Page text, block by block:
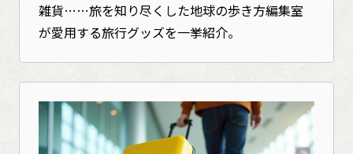
雑貨……旅を知り尽くした地球の歩き方編集室
が愛用する旅行グッズを一挙紹介。